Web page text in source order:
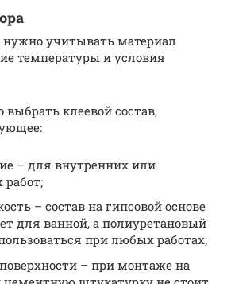
учитывать материал
температуры и условия
клеевой состав,
– для внутренних или
– состав на гипсовой основе
для ванной, а полиуретановый
при любых работах;
– при монтаже на